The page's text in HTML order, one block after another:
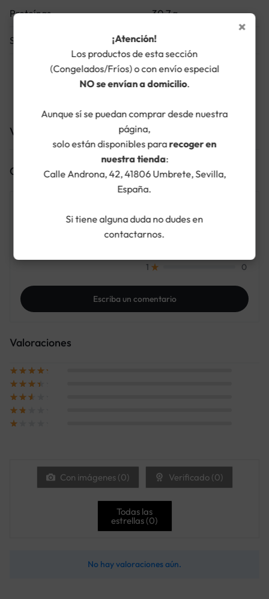
Proteínas 30,7 g
Sal 3 g
Valoraciones (0)
Clasificaciones
0.0 5
1
0
Escriba un comentario
Valoraciones
Con imágenes (0) Verificado (0)
Todas las
estrellas (0)
No hay valoraciones aún.
×
¡Atención!
Los productos de esta sección
(Congelados/Fríos) o con envío especial
NO se envían a domicilio.
Aunque sí se puedan comprar desde nuestra
página,
solo están disponibles pararecoger en
nuestra tienda:
Calle Androna, 42, 41806 Umbrete, Sevilla,
España.
Si tiene alguna duda no dudes en
contactarnos.